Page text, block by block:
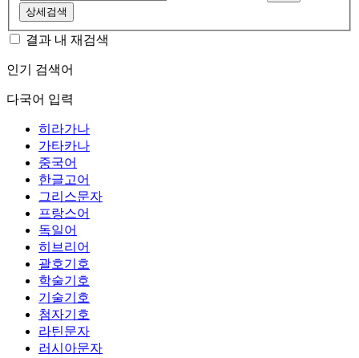
상세검색
결과 내 재검색
인기 검색어
다국어 입력
히라가나
가타카나
중국어
한글고어
그리스문자
프랑스어
독일어
히브리어
괄호기호
학술기호
기술기호
첨자기호
라틴문자
러시아문자